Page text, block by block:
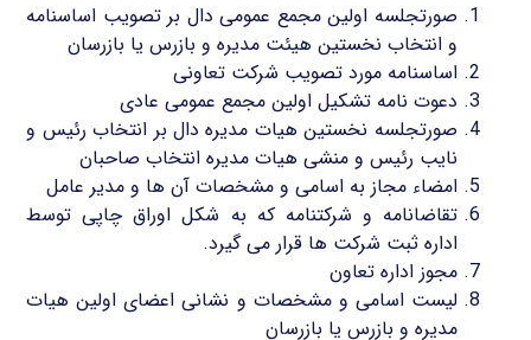
صورتجلسه اولین مجمع عمومی دال بر تصویب اساسنامه
و انتخاب نخستین هیئت مدیره و بازرس یا بازرسان
اساسنامه مورد تصویب شرکت تعاونی
دعوت نامه تشکیل اولین مجمع عمومی عادی
صورتجلسه نخستین هیات مدیره دال بر انتخاب رئیس و
نایب رئیس و منشی هیات مدیره انتخاب صاحبان
امضاء مجاز به اسامی و مشخصات آن ها و مدیر عامل
تقاضانامه و شرکتنامه که به شکل اوراق چاپی توسط
اداره ثبت شرکت ها قرار می گیرد.
مجوز اداره تعاون
لیست اسامی و مشخصات و نشانی اعضای اولین هیات
مدیره و بازرس یا بازرسان